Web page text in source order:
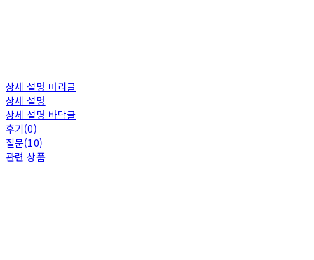
상세 설명 머리글
상세 설명
상세 설명 바닥글
후기(0)
질문(10)
관련 상품